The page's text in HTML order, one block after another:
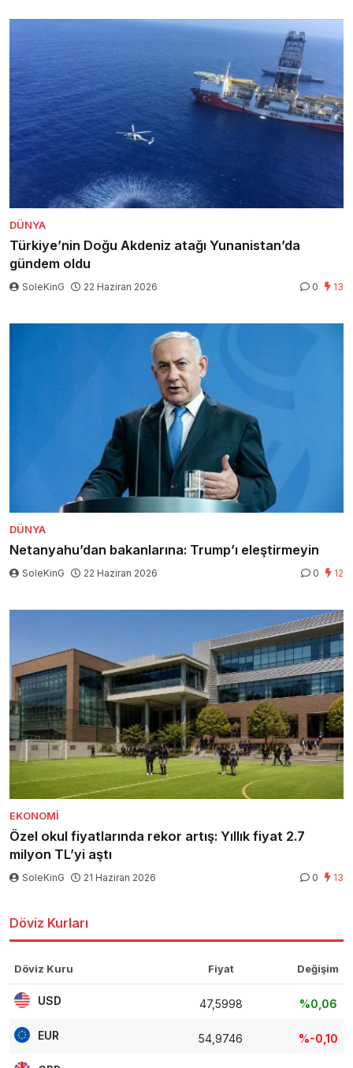
DÜNYA
Türkiye’nin Doğu Akdeniz atağı Yunanistan’da
gündem oldu
SoleKinG 22 Haziran 2026 0 13
DÜNYA
Netanyahu’dan bakanlarına: Trump’ı eleştirmeyin
SoleKinG 22 Haziran 2026 0 12
EKONOMI
Özel okul fiyatlarında rekor artış: Yıllık fiyat 2.7
milyon TL’yi aştı
SoleKinG 21 Haziran 2026 0 13
Döviz Kurları
Döviz Kuru Fiyat Değişim
USD 47,5998 %0,06
EUR 54,9746 %-0,10